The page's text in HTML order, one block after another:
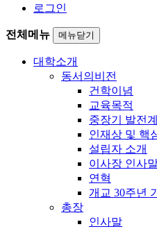
로그인
전체메뉴 메뉴닫기
대학소개
동서의비전
건학이념
교육목적
중장기 발전
인재상 및 핵
설립자 소개
이사장 인사
연혁
개교 30주년
총장
인사말